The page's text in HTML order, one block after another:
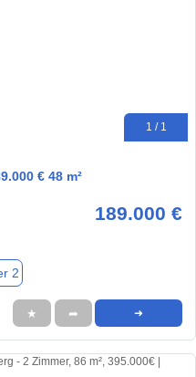
1 / 1
€ 48 m²
189.000 €
2
★ ➦ ➜